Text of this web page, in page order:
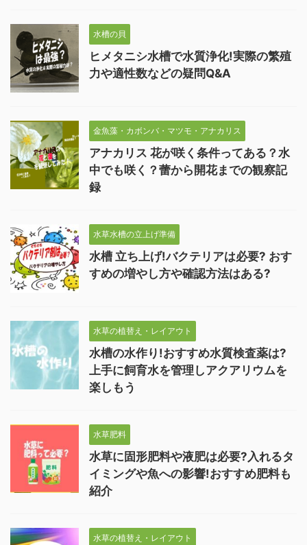
水槽の貝
ヒメタニシ水槽で水質浄化!実際の繁殖
力や適性数などの疑問Q&A
金魚藻・カボンバ・マツモ・アナカリス
アナカリス 花が咲く条件ってある？水
中でも咲く？蕾から開花までの観察記
録
水草水槽の立上げ準備
水槽 立ち上げ!バクテリアは必要? おす
すめの増やし方や確認方法はある?
水草の植替え・レイアウト
水槽の水作り!おすすめ水質検査薬は?
上手に飼育水を管理しアクアリウムを
楽しもう
水草肥料
水草に固形肥料や液肥は必要?入れるタ
イミングや魚への影響!おすすめ肥料も
紹介
水草の植替え・レイアウト